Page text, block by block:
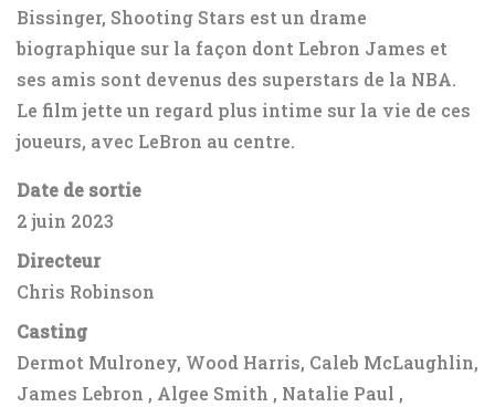
Bissinger, Shooting Stars est un drame
biographique sur la façon dont Lebron James et
ses amis sont devenus des superstars de la NBA.
Le film jette un regard plus intime sur la vie de ces
joueurs, avec LeBron au centre.
Date de sortie
2 juin 2023
Directeur
Chris Robinson
Casting
Dermot Mulroney, Wood Harris, Caleb McLaughlin,
James Lebron , Algee Smith , Natalie Paul ,